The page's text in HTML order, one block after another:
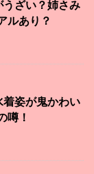
うざい？姉さみ
ルあり？
着姿が鬼かわい
噂！